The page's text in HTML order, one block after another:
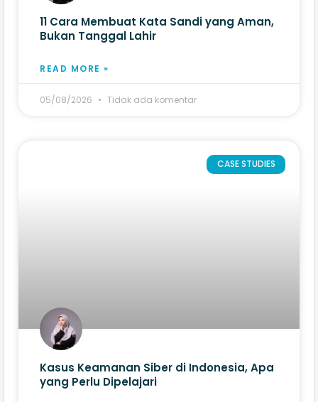
11 Cara Membuat Kata Sandi yang Aman,
Bukan Tanggal Lahir
READ MORE »
05/08/2026 Tidak ada komentar
CASE STUDIES
Kasus Keamanan Siber di Indonesia, Apa
yang Perlu Dipelajari